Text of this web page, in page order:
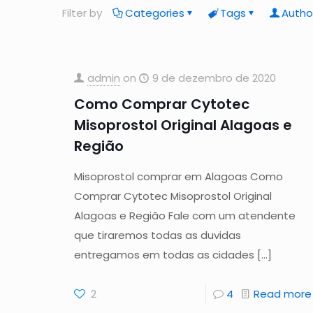
Filter by Categories Tags
admin on 9 de dezembro de 2020
Como Comprar Cytotec
Misoprostol Original Alagoas e
Região
Misoprostol comprar em Alagoas Como
Comprar Cytotec Misoprostol Original
Alagoas e Região Fale com um atendente
que tiraremos todas as duvidas
entregamos em todas as cidades […]
2 4 Read more